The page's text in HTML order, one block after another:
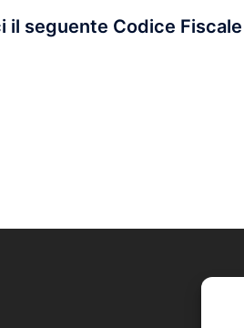
seguente Codice